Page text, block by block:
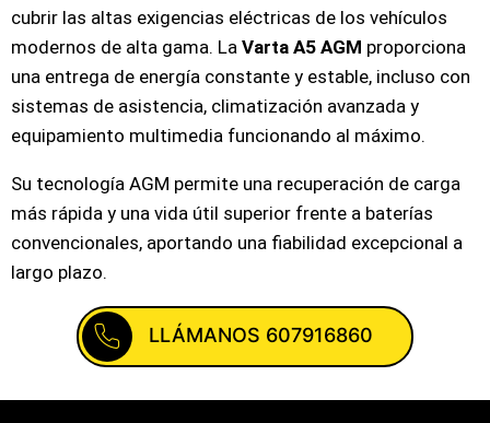
cubrir las altas exigencias eléctricas de los vehículos
modernos de alta gama. La Varta A5 AGM proporciona
una entrega de energía constante y estable, incluso con
sistemas de asistencia, climatización avanzada y
equipamiento multimedia funcionando al máximo.
Su tecnología AGM permite una recuperación de carga
más rápida y una vida útil superior frente a baterías
convencionales, aportando una fiabilidad excepcional a
largo plazo.
LLÁMANOS 607916860